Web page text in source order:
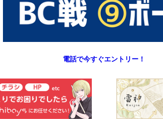
電話で今すぐエントリー！